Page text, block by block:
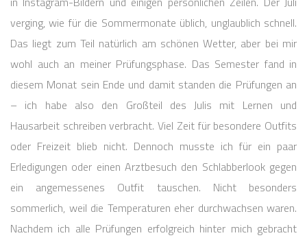
verging, wie für die Sommermonate üblich, unglaublich schnell.
Das liegt zum Teil natürlich am schönen Wetter, aber bei mir
wohl auch an meiner Prüfungsphase. Das Semester fand in
diesem Monat sein Ende und damit standen die Prüfungen an
– ich habe also den Großteil des Julis mit Lernen und
Hausarbeit schreiben verbracht. Viel Zeit für besondere Outfits
oder Freizeit blieb nicht. Dennoch musste ich für ein paar
Erledigungen oder einen Arztbesuch den Schlabberlook gegen
ein angemessenes Outfit tauschen. Nicht besonders
sommerlich, weil die Temperaturen eher durchwachsen waren.
Nachdem ich alle Prüfungen erfolgreich hinter mich gebracht